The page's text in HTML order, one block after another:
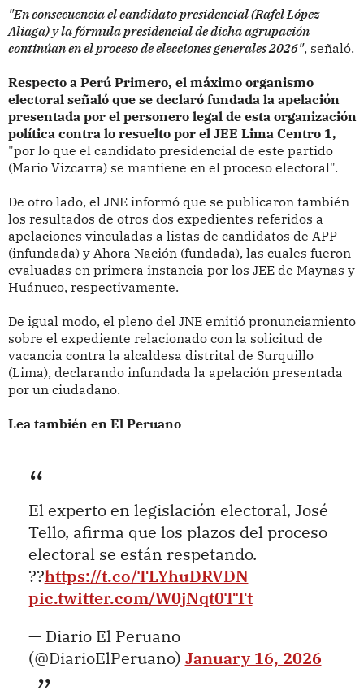
"En consecuencia el candidato presidencial (Rafel López
Aliaga) y la fórmula presidencial de dicha agrupación
continúan en el proceso de elecciones generales 2026", señaló.
Respecto a Perú Primero, el máximo organismo
electoral señaló que se declaró fundada la apelación
presentada por el personero legal de esta organización
política contra lo resuelto por el JEE Lima Centro 1,
"por lo que el candidato presidencial de este partido
(Mario Vizcarra) se mantiene en el proceso electoral".
De otro lado, el JNE informó que se publicaron también
los resultados de otros dos expedientes referidos a
apelaciones vinculadas a listas de candidatos de APP
(infundada) y Ahora Nación (fundada), las cuales fueron
evaluadas en primera instancia por los JEE de Maynas y
Huánuco, respectivamente.
De igual modo, el pleno del JNE emitió pronunciamiento
sobre el expediente relacionado con la solicitud de
vacancia contra la alcaldesa distrital de Surquillo
(Lima), declarando infundada la apelación presentada
por un ciudadano.
Lea también en El Peruano
El experto en legislación electoral, José
Tello, afirma que los plazos del proceso
electoral se están respetando.
??https://t.co/TLYhuDRVDN
pic.twitter.com/W0jNqt0TTt
— Diario El Peruano
(@DiarioElPeruano) January 16, 2026